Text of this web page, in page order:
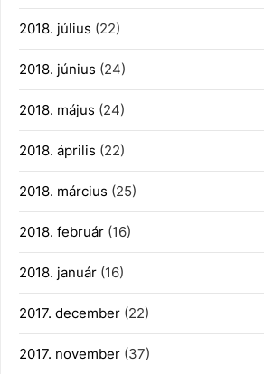
2018. július (22)
2018. június (24)
2018. május (24)
2018. április (22)
2018. március (25)
2018. február (16)
2018. január (16)
2017. december (22)
2017. november (37)